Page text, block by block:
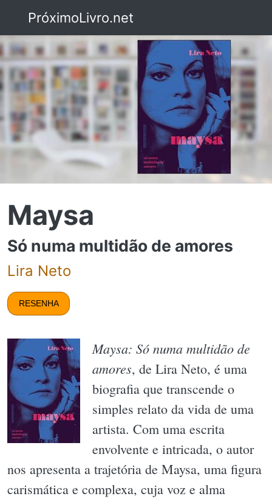
PróximoLivro.net
Maysa
Só numa multidão de amores
Lira Neto
RESENHA
Maysa: Só numa multidão de
amores, de Lira Neto, é uma
biografia que transcende o
simples relato da vida de uma
artista. Com uma escrita
envolvente e intricada, o autor
nos apresenta a trajetória de Maysa, uma figura
carismática e complexa, cuja voz e alma